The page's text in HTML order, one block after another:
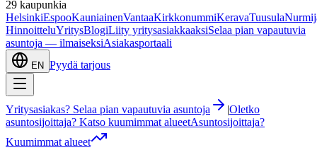
29 kaupunkia
HelsinkiEspooKauniainenVantaaKirkkonummiKeravaTuusula
HinnoitteluYritysBlogiLiity yritysasiakkaaksiSelaa pian vapautuvia
asuntoja — ilmaiseksiAsiakasportaali
EN Pyydä tarjous
Yritysasiakas? Selaa pian vapautuvia asuntoja |Oletko
asuntosijoittaja? Katso kuumimmat alueetAsuntosijoittaja?
Kuumimmat alueet